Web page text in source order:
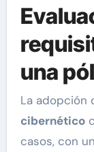
una
La adopción
cibernético
casos, con